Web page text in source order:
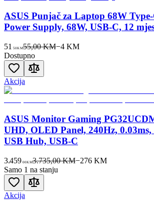
ASUS Punjač za Laptop 68W
Power Supply, 68W, USB-C, 12
51 50KM55,00 KM−4KM
Dostupno
Akcija
ASUS Monitor Gaming
UHD, OLED Panel, 240Hz,
USB Hub, USB-C
3.459 00KM3.735,00 KM−276KM
Samo 1 na stanju
Akcija